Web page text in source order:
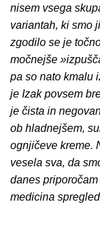
nisem vsega
variantah, ki smo
zgodilo se je
močnejše
pa so nato kmalu
je Izak povsem
je čista in
ob hladnejšem,
ognjičeve kreme.
vesela sva, da
danes
medicina